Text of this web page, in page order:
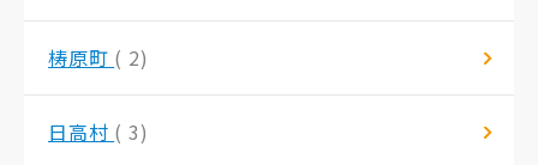
梼原町 ( 2)
日高村 ( 3)